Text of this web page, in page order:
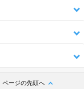
ページの先頭へ